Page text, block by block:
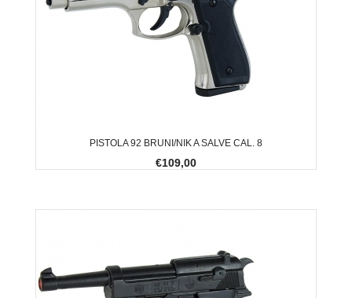
PISTOLA 92 BRUNI/NIK A SALVE CAL. 8
€109,00